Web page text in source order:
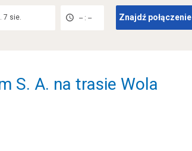
7 sie. -- : -- Znajdź połączenie
S. A. na trasie Wola